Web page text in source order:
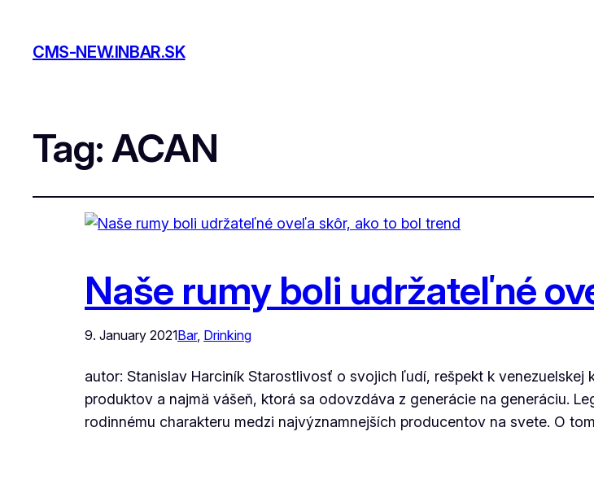
CMS-NEW.INBAR.SK
Tag:ACAN
Naše rumy boli udržateľné
9. January 2021Bar, Drinking
autor: Stanislav Harciník Starostlivosť o svojich ľudí, rešpekt k
produktov a najmä vášeň, ktorá sa odovzdáva z generácie na generáciu.
rodinnému charakteru medzi najvýznamnejších producentov na svete. O